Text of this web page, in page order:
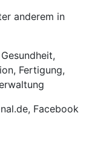
anderem in
Fertigung,
Facebook